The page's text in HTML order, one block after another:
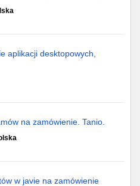
aplikacji desktopowych,
na zamówienie. Tanio.
w javie na zamówienie